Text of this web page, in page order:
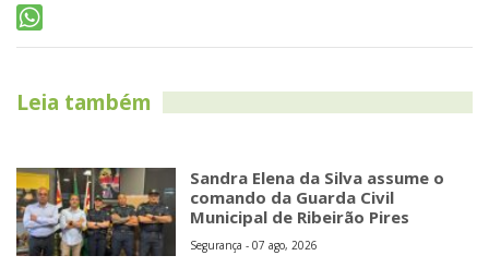
Leia também
Sandra Elena da Silva assume o
comando da Guarda Civil
Municipal de Ribeirão Pires
Segurança - 07 ago, 2026